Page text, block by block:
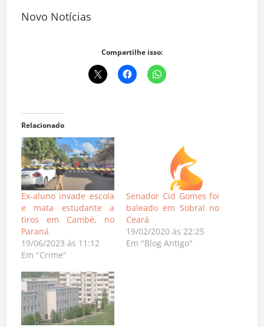
Novo Notícias
Compartilhe isso:
Relacionado
Ex-aluno invade escola
e mata estudante a
tiros em Cambé, no
Paraná
19/06/2023 às 11:12
Em "Crime"
Senador Cid Gomes foi
baleado em Sobral no
Ceará
19/02/2020 às 22:25
Em "Blog Antigo"